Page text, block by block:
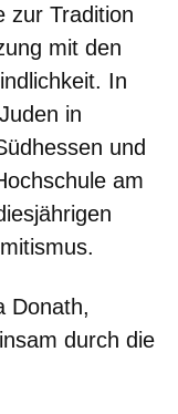
zur Tradition
mit den
In
in
und
am
Donath,
durch die